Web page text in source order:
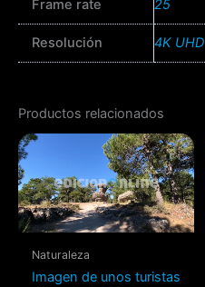
Frame rate 25
Resolución 4K UHD
Productos relacionados
Naturaleza
Imagen de unos turistas